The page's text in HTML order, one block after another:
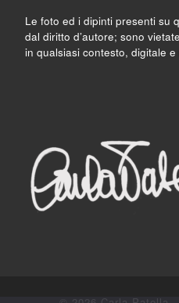
Le foto ed i dipinti presenti su
dal diritto d’autore; sono
in qualsiasi contesto, digitale